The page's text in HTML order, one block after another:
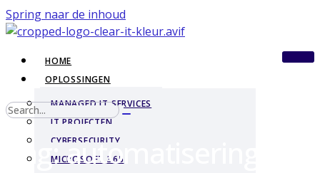
Spring naar de inhoud
HOME
OPLOSSINGEN
MANAGED IT SERVICES
IT PROJECTEN
CYBERSECURITY
MICROSOFT 365
Tag: automatisering